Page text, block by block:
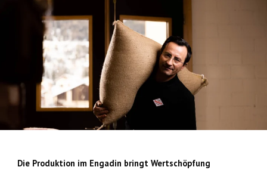
Die Produktion im Engadin bringt Wertschöpfung